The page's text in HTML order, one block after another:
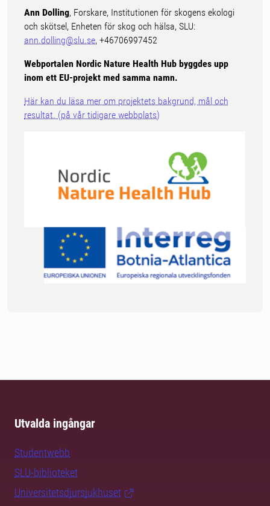
Ann Dolling, Forskare, Institutionen för skogens ekologi
och skötsel, Enheten för skog och hälsa, SLU:
ann.dolling@slu.se, +46706997452
Webportalen Nordic Nature Health Hub byggdes upp
inom ett EU-projekt med samma namn.
Här kan du läsa mer om projektets bakgrund, mål och
resultat. (på vår tidigare webbplats)
Utvalda ingångar
Studentwebb
SLU-biblioteket
Universitetsdjursjukhuset